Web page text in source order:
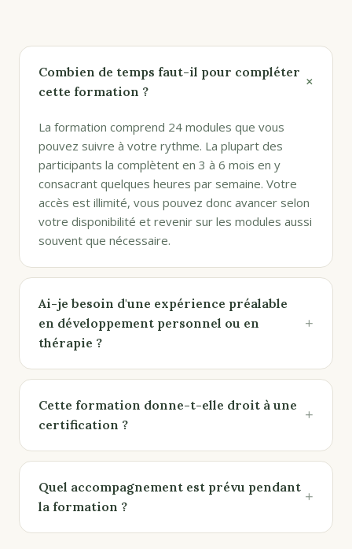
Combien de temps faut-il pour compléter
cette formation ?
+
La formation comprend 24 modules que vous
pouvez suivre à votre rythme. La plupart des
participants la complètent en 3 à 6 mois en y
consacrant quelques heures par semaine. Votre
accès est illimité, vous pouvez donc avancer selon
votre disponibilité et revenir sur les modules aussi
souvent que nécessaire.
Ai-je besoin d'une expérience préalable
en développement personnel ou en
thérapie ?
+
Cette formation donne-t-elle droit à une
certification ?
+
Quel accompagnement est prévu pendant
la formation ?
+